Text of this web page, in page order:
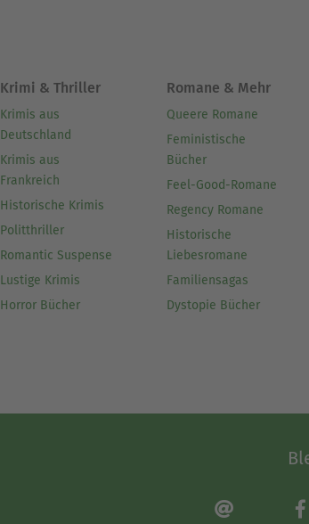
Krimi & Thriller
Krimis aus
Deutschland
Krimis aus
Frankreich
Historische Krimis
Politthriller
Romantic Suspense
Lustige Krimis
Horror Bücher
Romane & Mehr
Queere Romane
Feministische
Bücher
Feel-Good-Romane
Regency Romane
Historische
Liebesromane
Familiensagas
Dystopie Bücher